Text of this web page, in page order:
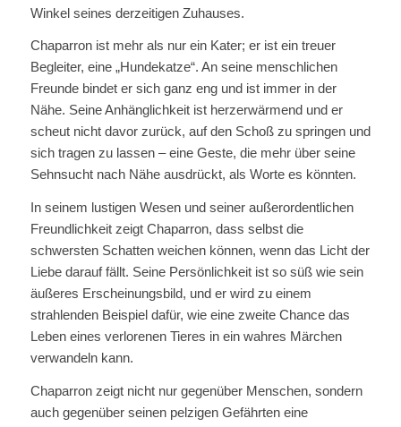
Winkel seines derzeitigen Zuhauses.
Chaparron ist mehr als nur ein Kater; er ist ein treuer
Begleiter, eine „Hundekatze“. An seine menschlichen
Freunde bindet er sich ganz eng und ist immer in der
Nähe. Seine Anhänglichkeit ist herzerwärmend und er
scheut nicht davor zurück, auf den Schoß zu springen und
sich tragen zu lassen – eine Geste, die mehr über seine
Sehnsucht nach Nähe ausdrückt, als Worte es könnten.
In seinem lustigen Wesen und seiner außerordentlichen
Freundlichkeit zeigt Chaparron, dass selbst die
schwersten Schatten weichen können, wenn das Licht der
Liebe darauf fällt. Seine Persönlichkeit ist so süß wie sein
äußeres Erscheinungsbild, und er wird zu einem
strahlenden Beispiel dafür, wie eine zweite Chance das
Leben eines verlorenen Tieres in ein wahres Märchen
verwandeln kann.
Chaparron zeigt nicht nur gegenüber Menschen, sondern
auch gegenüber seinen pelzigen Gefährten eine